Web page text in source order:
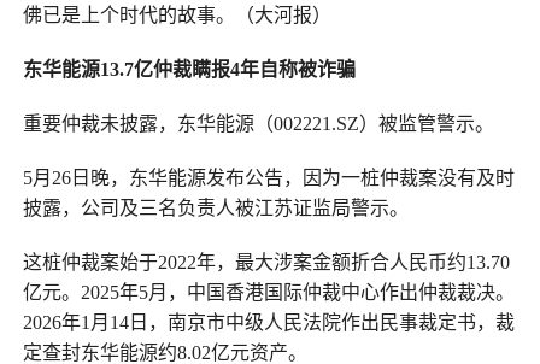
佛已是上个时代的故事。（大河报）
东华能源13.7亿仲裁瞒报4年自称被诈骗
重要仲裁未披露，东华能源（002221.SZ）被监管警示。
5月26日晚，东华能源发布公告，因为一桩仲裁案没有及时
披露，公司及三名负责人被江苏证监局警示。
这桩仲裁案始于2022年，最大涉案金额折合人民币约13.70
亿元。2025年5月，中国香港国际仲裁中心作出仲裁裁决。
2026年1月14日，南京市中级人民法院作出民事裁定书，裁
定查封东华能源约8.02亿元资产。